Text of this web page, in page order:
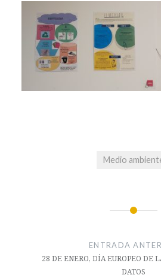
Medio
entradas
ENTRADA
28 DE ENERO, DÍA EUROPEO DE
DATOS